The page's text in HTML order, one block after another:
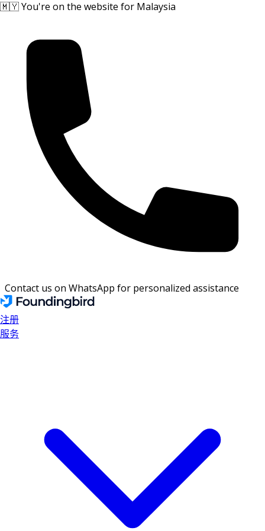
🇲🇾 You're on the website for Malaysia
Contact us on WhatsApp for personalized assistance
注册
服务